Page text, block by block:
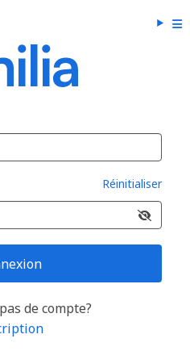
Réinitialiser
de compte?